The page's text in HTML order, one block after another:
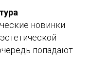
новинки
попадают